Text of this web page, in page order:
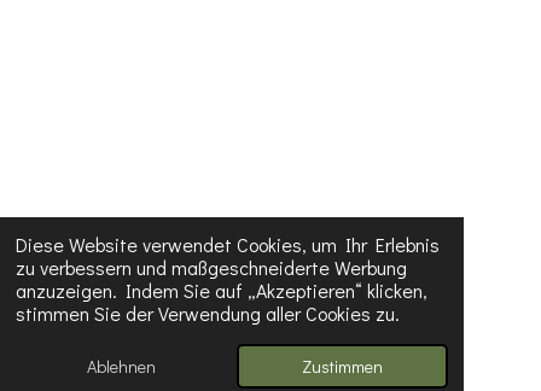
Diese Website verwendet Cookies, um Ihr Erlebnis
zu verbessern und maßgeschneiderte Werbung
anzuzeigen. Indem Sie auf „Akzeptieren“ klicken,
stimmen Sie der Verwendung aller Cookies zu.
Ablehnen Zustimmen